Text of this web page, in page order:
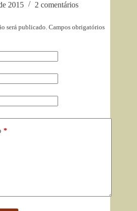
2015
2 comentários
será publicado. Campos obrigatórios
*